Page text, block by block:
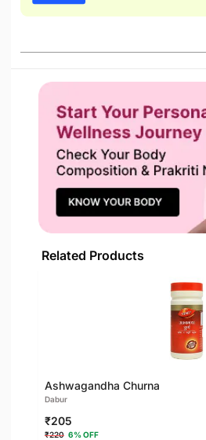
Related Products
Ashwagandha Churna
Dabur
₹205
₹220 6% OFF